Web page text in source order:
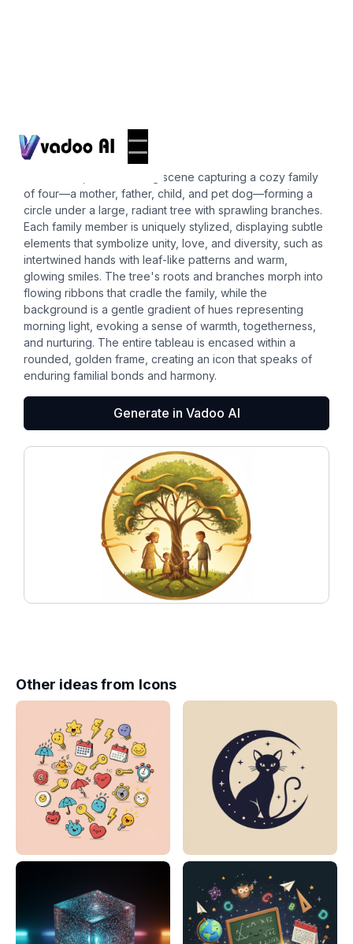
family icon
A whimsical, heartwarming scene capturing a cozy family
of four—a mother, father, child, and pet dog—forming a
circle under a large, radiant tree with sprawling branches.
Each family member is uniquely stylized, displaying subtle
elements that symbolize unity, love, and diversity, such as
intertwined hands with leaf-like patterns and warm,
glowing smiles. The tree's roots and branches morph into
flowing ribbons that cradle the family, while the
background is a gentle gradient of hues representing
morning light, evoking a sense of warmth, togetherness,
and nurturing. The entire tableau is encased within a
rounded, golden frame, creating an icon that speaks of
enduring familial bonds and harmony.
Generate in Vadoo AI
Other ideas from Icons